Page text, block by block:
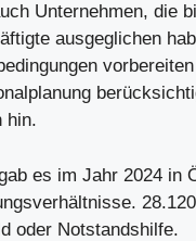
Unternehmen, die
ausgeglichen
hin.
es im Jahr 2024 in
oder Notstandshilfe.